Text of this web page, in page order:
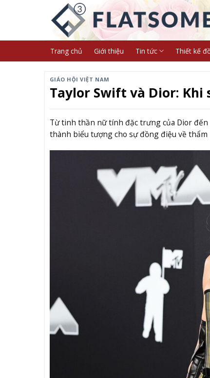
Trang chủ Giới thiệu Tin tức Thiết kế
GIÁO HỘI VIỆT NAM
Taylor Swift và Dior:
Từ tinh thần nữ tính đặc trưng của Dior
thành biểu tượng cho sự đồng điệu về